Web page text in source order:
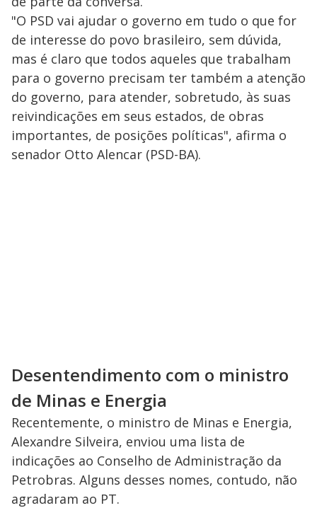
"O PSD vai ajudar o governo em tudo o que for
de interesse do povo brasileiro, sem dúvida,
mas é claro que todos aqueles que trabalham
para o governo precisam ter também a atenção
do governo, para atender, sobretudo, às suas
reivindicações em seus estados, de obras
importantes, de posições políticas", afirma o
senador Otto Alencar (PSD-BA).
Desentendimento com o ministro
de Minas e Energia
Recentemente, o ministro de Minas e Energia,
Alexandre Silveira, enviou uma lista de
indicações ao Conselho de Administração da
Petrobras. Alguns desses nomes, contudo, não
agradaram ao PT.